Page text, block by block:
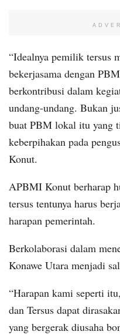
“Idealnya pemilik tersus
bekerjasama dengan
berkontribusi dalam
undang-undang. Bukan
buat PBM lokal itu yang
keberpihakan pada
Konut.
APBMI Konut berharap
tersus tentunya harus
harapan pemerintah.
Berkolaborasi dalam
Konawe Utara menjadi
“Harapan kami seperti
dan Tersus dapat
yang bergerak diusaha